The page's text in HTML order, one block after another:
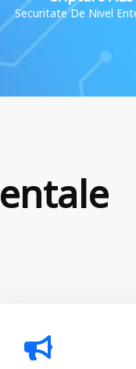
Securitate De Nivel